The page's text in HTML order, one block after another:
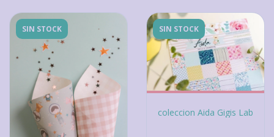
SIN STOCK SIN STOCK
coleccion Aida Gigis Lab